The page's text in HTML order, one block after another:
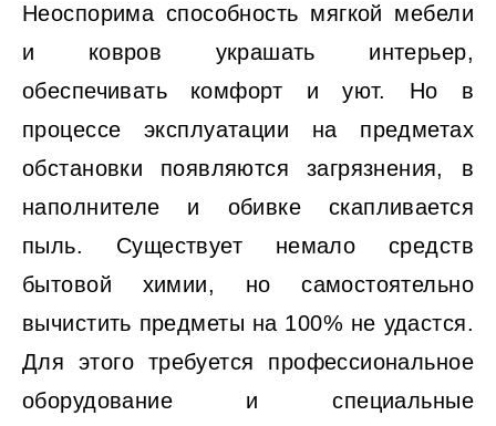
Неоспорима способность мягкой мебели
и ковров украшать интерьер,
обеспечивать комфорт и уют. Но в
процессе эксплуатации на предметах
обстановки появляются загрязнения, в
наполнителе и обивке скапливается
пыль. Существует немало средств
бытовой химии, но самостоятельно
вычистить предметы на 100% не удастся.
Для этого требуется профессиональное
оборудование и специальные